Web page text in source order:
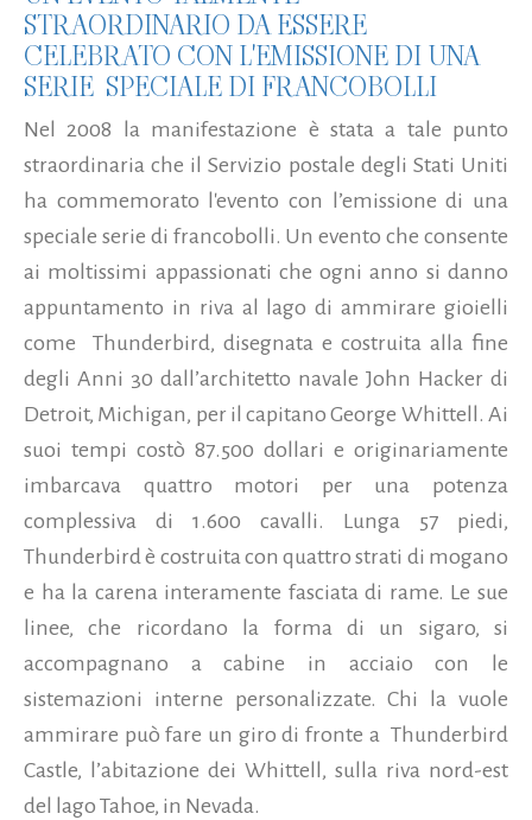
STRAORDINARIO DA ESSERE
CELEBRATO CON L'EMISSIONE DI UNA
SERIE SPECIALE DI FRANCOBOLLI
Nel 2008 la manifestazione è stata a tale punto
straordinaria che il Servizio postale degli Stati Uniti
ha commemorato l'evento con l’emissione di una
speciale serie di francobolli. Un evento che consente
ai moltissimi appassionati che ogni anno si danno
appuntamento in riva al lago di ammirare gioielli
come Thunderbird, disegnata e costruita alla fine
degli Anni 30 dall’architetto navale John Hacker di
Detroit, Michigan, per il capitano George Whittell. Ai
suoi tempi costò 87.500 dollari e originariamente
imbarcava quattro motori per una potenza
complessiva di 1.600 cavalli. Lunga 57 piedi,
Thunderbird è costruita con quattro strati di mogano
e ha la carena interamente fasciata di rame. Le sue
linee, che ricordano la forma di un sigaro, si
accompagnano a cabine in acciaio con le
sistemazioni interne personalizzate. Chi la vuole
ammirare può fare un giro di fronte a Thunderbird
Castle, l’abitazione dei Whittell, sulla riva nord-est
del lago Tahoe, in Nevada.